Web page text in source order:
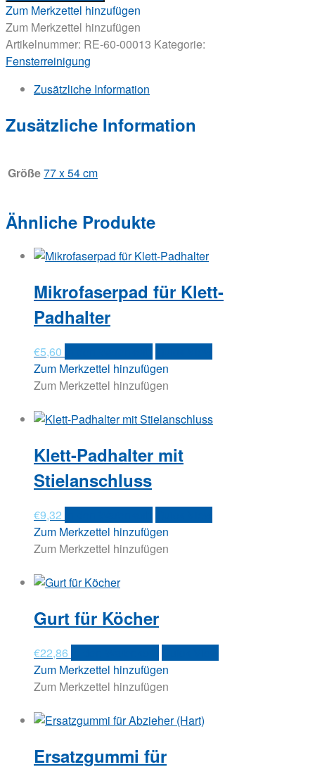
Zum Merkzettel hinzufügen
Zum Merkzettel hinzufügen
Artikelnummer: RE-60-00013 Kategorie:
Fensterreinigung
Zusätzliche Information
Zusätzliche Information
Größe77 x 54 cm
Ähnliche Produkte
Mikrofaserpad für Klett-
Padhalter
€5,60
Zum Merkzettel hinzufügen
Zum Merkzettel hinzufügen
Klett-Padhalter mit
Stielanschluss
€9,32
Zum Merkzettel hinzufügen
Zum Merkzettel hinzufügen
Gurt für Köcher
€22,86
Zum Merkzettel hinzufügen
Zum Merkzettel hinzufügen
Ersatzgummi für